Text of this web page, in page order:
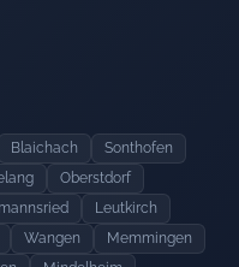
Blaichach
Sonthofen
Oberstdorf
Leutkirch
Wangen
Memmingen